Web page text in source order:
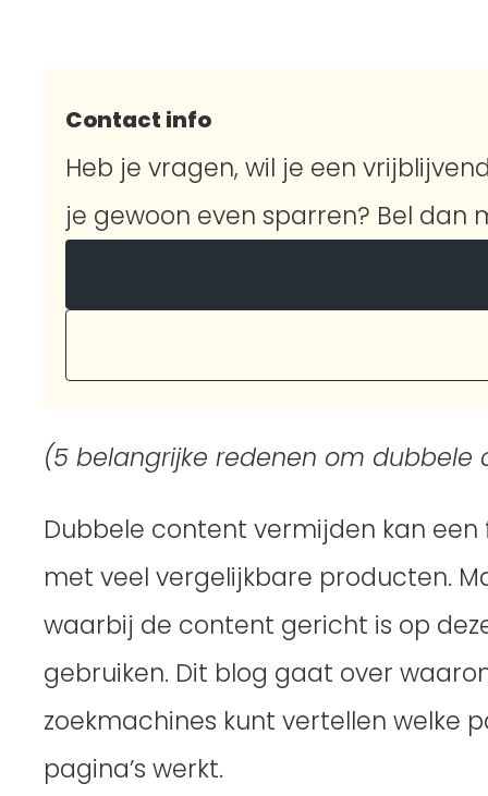
Contact info
Heb je vragen, wil je een
je gewoon even sparren? Bel dan
(5 belangrijke redenen om
Dubbele content vermijden kan
met veel vergelijkbare producten.
waarbij de content gericht is op
gebruiken. Dit blog gaat over
zoekmachines kunt vertellen welke
pagina’s werkt.